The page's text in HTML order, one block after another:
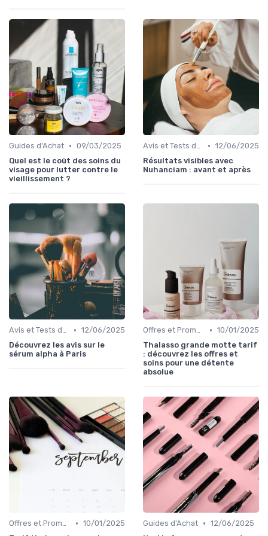
Guides d'Achat • 09/03/2025
Quel est le coût des soins du
visage pour lutter contre le
vieillissement ?
Avis et Tests de Produits • 12/06/2025
Résultats visibles avec
Nuhanciam : avant et après
Avis et Tests de Produits • 12/06/2025
Découvrez les avis sur le
sérum alpha à Paris
Offres et Promotions • 10/01/2025
Thalasso grande motte tarif
: découvrez les offres et
soins pour une détente
absolue
Offres et Promotions • 10/01/2025
Guides d'Achat • 12/06/2025